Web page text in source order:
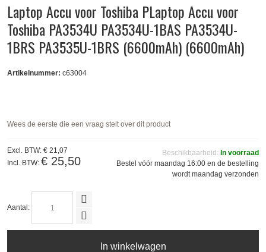
Laptop Accu voor Toshiba PLaptop Accu voor
Toshiba PA3534U PA3534U-1BAS PA3534U-
1BRS PA3535U-1BRS (6600mAh) (6600mAh)
Artikelnummer: c63004
Wees de eerste die een vraag stelt over dit product
Beschikbaarheid: In voorraad
Bestel vóór maandag 16:00 en de bestelling
wordt maandag verzonden
Excl. BTW: € 21,07
Incl. BTW: € 25,50
Aantal:
In winkelwagen